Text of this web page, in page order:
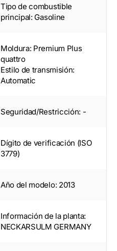
Tipo de combustible
principal: Gasoline
Moldura: Premium Plus
quattro
Estilo de transmisión:
Automatic
Seguridad/Restricción: -
Dígito de verificación (ISO
3779)
Año del modelo: 2013
Información de la planta:
NECKARSULM GERMANY